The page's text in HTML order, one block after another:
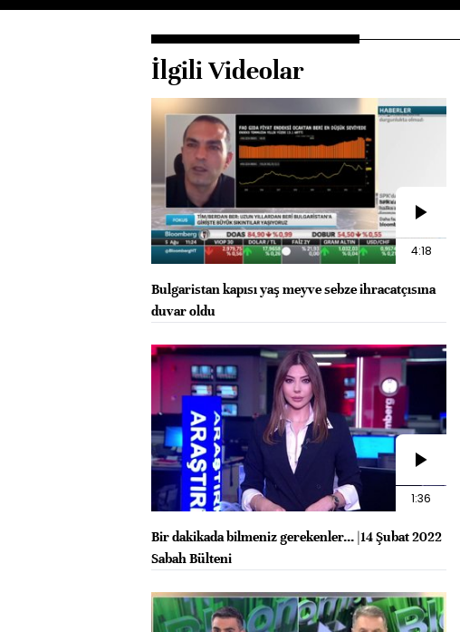
İlgili Videolar
4:18
Bulgaristan kapısı yaş meyve sebze ihracatçısına
duvar oldu
1:36
Bir dakikada bilmeniz gerekenler... |14 Şubat 2022
Sabah Bülteni